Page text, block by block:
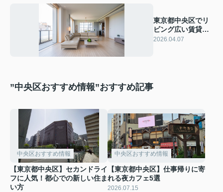
東京都中央区でリ
ビング広い賃貸を
探すコツは？ファ
2026.04.07
”中央区おすすめ情報”おすすめ記事
中央区おすすめ情報
【東京都中央区】セカンドライ
フに人気！都心での新しい住ま
い方
中央区おすすめ情報
【東京都中央区】仕事帰りに寄
れる夜カフェ5選
2026.07.15